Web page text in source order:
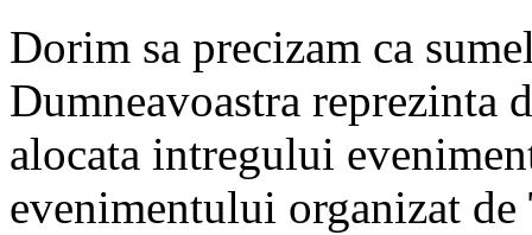
Dorim sa precizam ca
Dumneavoastra reprezinta
alocata intregului
evenimentului organizat de